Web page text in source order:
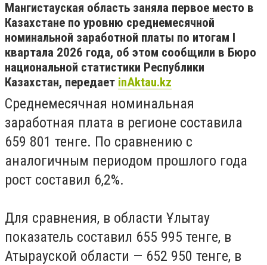
Мангистауская область заняла первое место в
Казахстане по уровню среднемесячной
номинальной заработной платы по итогам I
квартала 2026 года, об этом сообщили в Бюро
национальной статистики Республики
Казахстан, передает inAktau.kz
Среднемесячная номинальная
заработная плата в регионе составила
659 801 тенге. По сравнению с
аналогичным периодом прошлого года
рост составил 6,2%.
Для сравнения, в области Ұлытау
показатель составил 655 995 тенге, в
Атырауской области — 652 950 тенге, в